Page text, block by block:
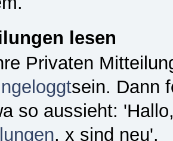
lesen
Privaten
sein. Dann
so aussieht:
, x sind neu'.